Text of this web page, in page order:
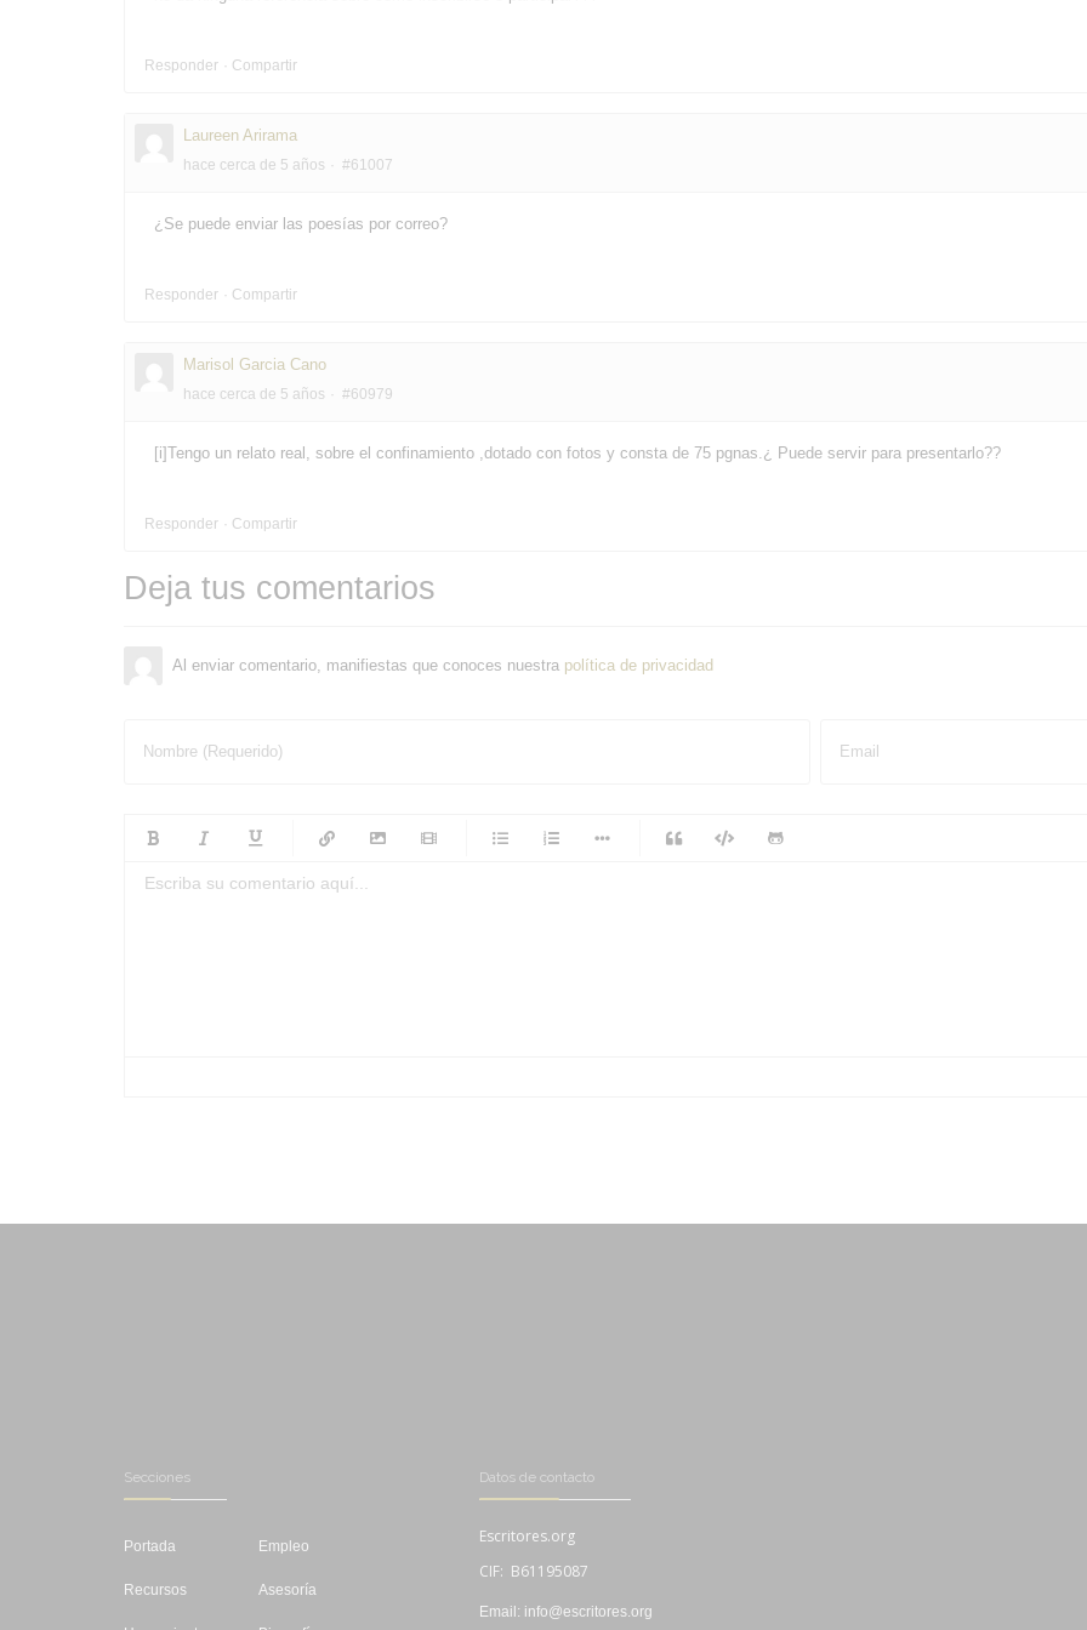
Responder Compartir
Laureen Arirama
hace cerca de 5 años #61007
¿Se puede enviar las poesías por correo?
Responder Compartir
Marisol Garcia Cano
hace cerca de 5 años #60979
[i]Tengo un relato real, sobre el confinamiento ,dotado con fotos y consta de 75 pgnas.¿ Puede servir para presentarlo??
Responder Compartir
Deja tus comentarios
Al enviar comentario, manifiestas que conoces nuestra política de privacidad
Nombre (Requerido) Email
-
Secciones
Portada
Recursos
Empleo
Asesoría
Datos de contacto
Escritores.org
CIF: B61195087
Email: info@escritores.org